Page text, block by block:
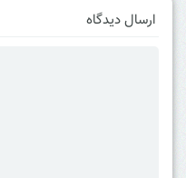
ارسال دیدگاه